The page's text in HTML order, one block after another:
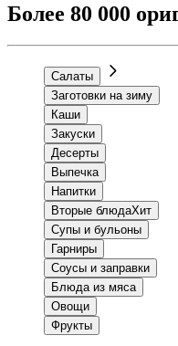
Более 80 000
Салаты
Заготовки на зиму
Каши
Закуски
Десерты
Выпечка
Напитки
Вторые блюдаХит
Супы и бульоны
Гарниры
Соусы и заправки
Блюда из мяса
Овощи
Фрукты